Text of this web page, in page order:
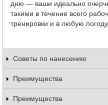
дню — ваши идеально
такими в течение всего
тренировки и в любую погоду
Советы по нанесению
Преимущества
Преимущества